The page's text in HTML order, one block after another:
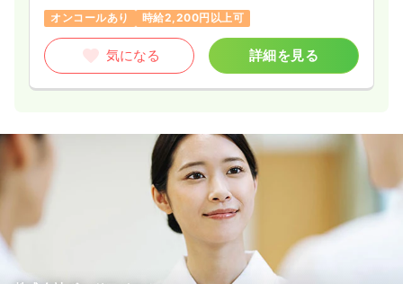
オンコールあり
時給2,200円以上可
気になる 詳細を見る